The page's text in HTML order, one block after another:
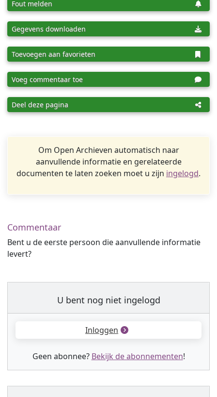
Fout melden
Gegevens downloaden
Toevoegen aan favorieten
Voeg commentaar toe
Deel deze pagina
Om Open Archieven automatisch naar
aanvullende informatie en gerelateerde
documenten te laten zoeken moet u zijn ingelogd.
Commentaar
Bent u de eerste persoon die aanvullende informatie
levert?
U bent nog niet ingelogd
Inloggen
Geen abonnee? Bekijk de abonnementen!